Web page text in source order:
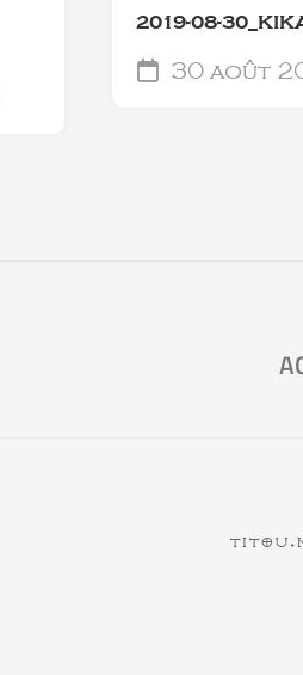
2019-08-
30 août